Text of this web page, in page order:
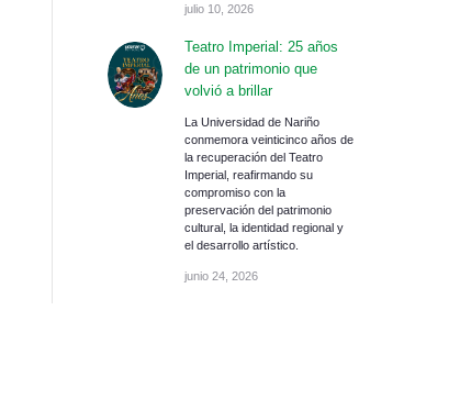
julio 10, 2026
Teatro Imperial: 25 años
de un patrimonio que
volvió a brillar
La Universidad de Nariño
conmemora veinticinco años de
la recuperación del Teatro
Imperial, reafirmando su
compromiso con la
preservación del patrimonio
cultural, la identidad regional y
el desarrollo artístico.
junio 24, 2026